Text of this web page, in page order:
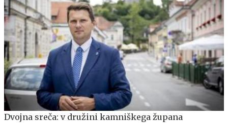
Dvojna sreča: v družini kamniškega župana